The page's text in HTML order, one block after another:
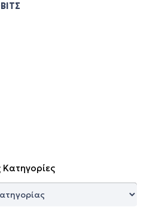
Κατηγορίες